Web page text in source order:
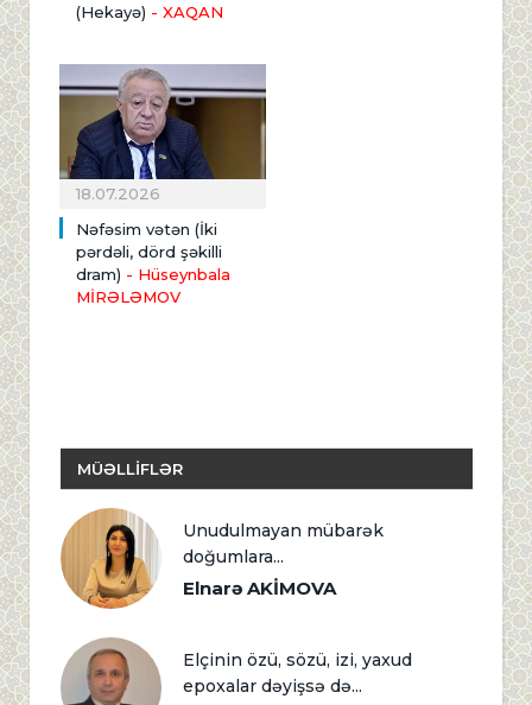
(Hekayə) - XAQAN
18.07.2026
Nəfəsim vətən (İki
pərdəli, dörd şəkilli
dram) - Hüseynbala
MİRƏLƏMOV
MÜƏLLİFLƏR
Unudulmayan mübarək
doğumlara...
Elnarə AKİMOVA
Elçinin özü, sözü, izi, yaxud
epoxalar dəyişsə də...